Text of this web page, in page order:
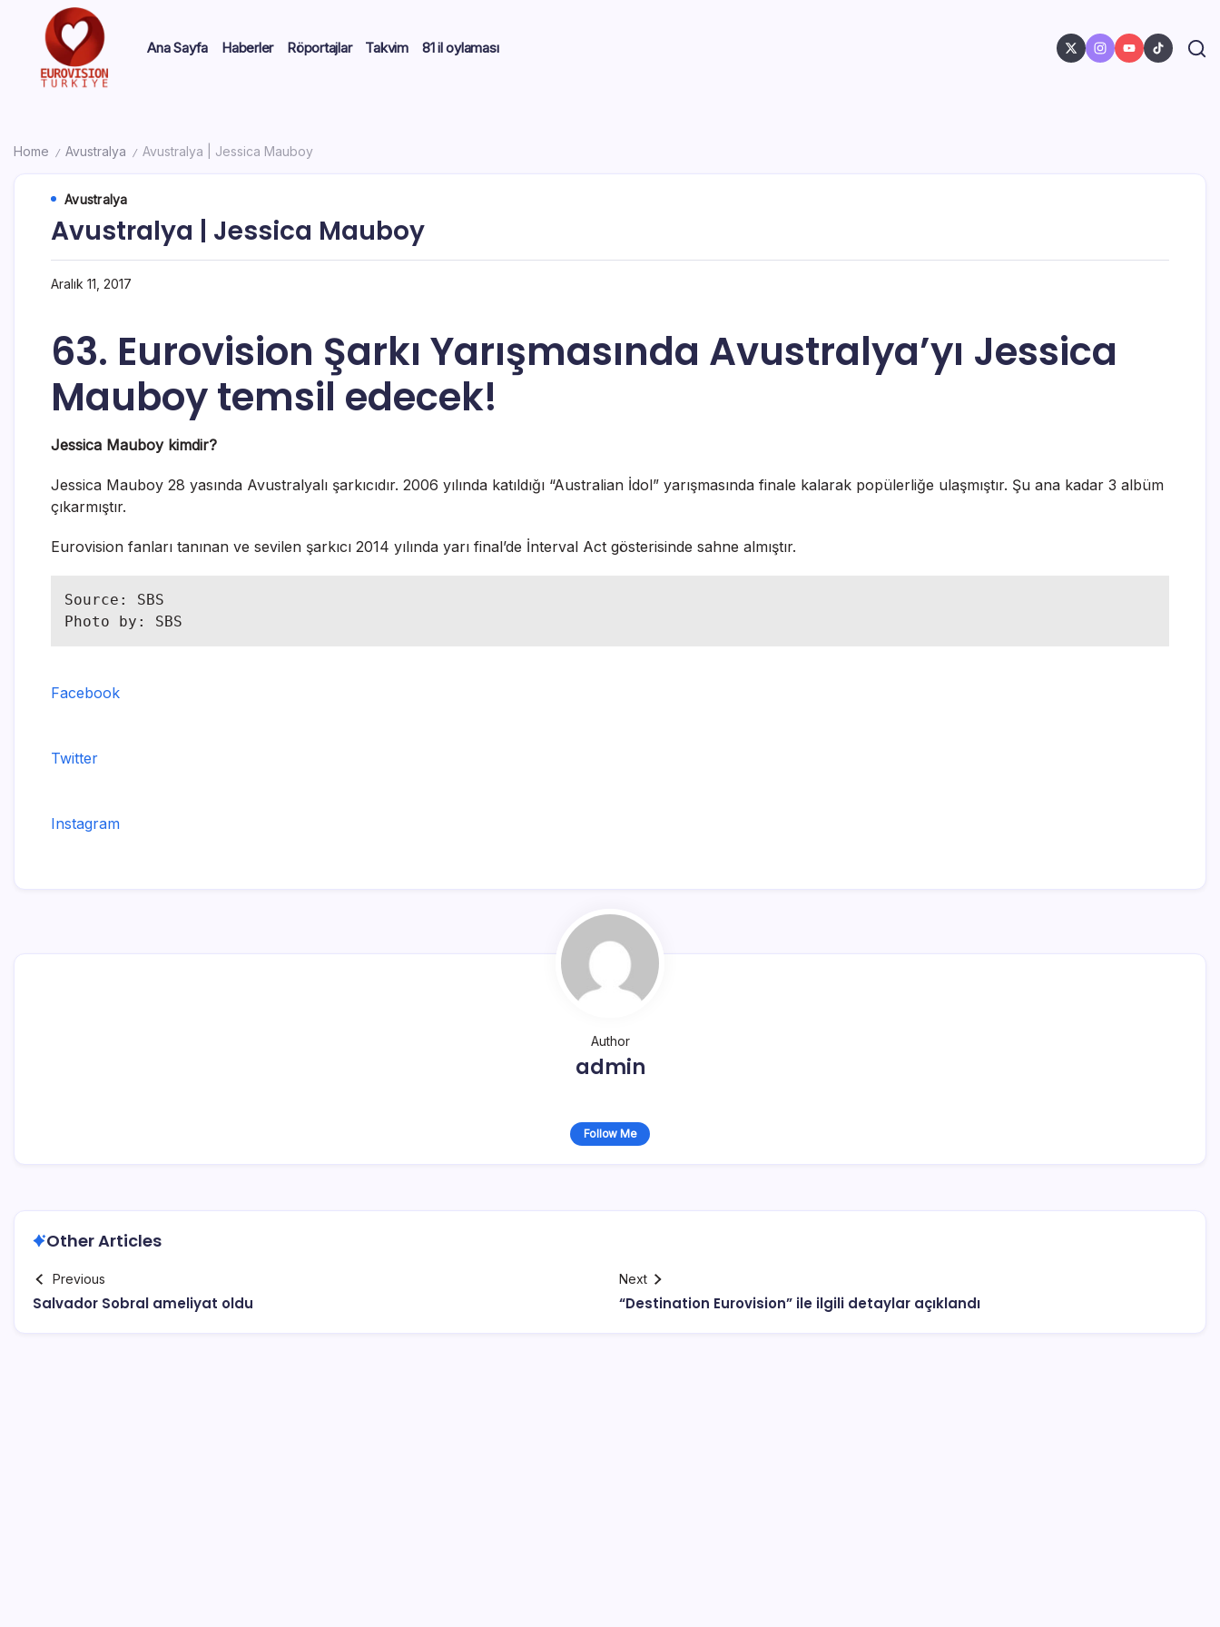
Ana Sayfa Haberler Röportajlar Takvim 81 il oylaması
Home / Avustralya / Avustralya | Jessica Mauboy
Avustralya
Avustralya | Jessica Mauboy
Aralık 11, 2017
63. Eurovision Şarkı Yarışmasında Avustralya’yı Jessica
Mauboy temsil edecek!
Jessica Mauboy kimdir?
Jessica Mauboy 28 yasında Avustralyalı şarkıcıdır. 2006 yılında katıldığı “Australian İdol” yarışmasında finale kalarak popülerliğe ulaşmıştır. Şu ana kadar 3 albüm
çıkarmıştır.
Eurovision fanları tanınan ve sevilen şarkıcı 2014 yılında yarı final’de İnterval Act gösterisinde sahne almıştır.
Source: SBS
Photo by: SBS
Facebook
Twitter
Instagram
Author
admin
Follow Me
Other Articles
Previous
Salvador Sobral ameliyat oldu
Next
“Destination Eurovision” ile ilgili detaylar açıklandı